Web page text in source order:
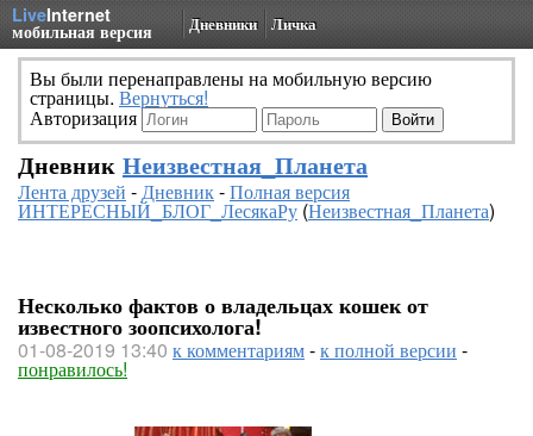
LiveInternet
мобильная версия Дневники Личка
Вы были перенаправлены на мобильную версию
страницы. Вернуться!
Авторизация
Дневник Неизвестная_Планета
Лента друзей -Дневник-Полная версия
ИНТЕРЕСНЫЙ_БЛОГ_ЛесякаРу(Неизвестная_Планета)
Несколько фактов о владельцах кошек от
известного зоопсихолога!
01-08-2019 13:40 к комментариям-к полной версии -
понравилось!